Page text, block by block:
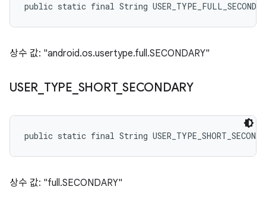
public static final String
상수 값: "android.os.usertype.full.SECONDARY"
USER TYPE SHORT_ SECONDARY
public static final String
상수 값: "full.SECONDARY"